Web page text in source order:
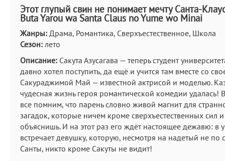
Этот глупый свин не понимает мечту Санта-
Buta Yarou wa Santa Claus no Yume wo Minai
Жанры: Драма, Романтика, Сверхъестественное, Школа
Сезон: лето
Описание: Сакута Азусагава — теперь студент
давно хотел поступить, да ещё и учится там вместе со
Сакураджимой Май — известной актрисой и моделью.
чудесная жизнь героя романтической комедии удалась!
все помним, что парень словно живой магнит для
загадок, которые ничем кроме сверхъестественных сил
объяснишь. И на этот раз его ждёт настоящее дежавю: в
встречает девушку, которую, несмотря на надетый не по
Санты, никто кроме Сакуты не видит!